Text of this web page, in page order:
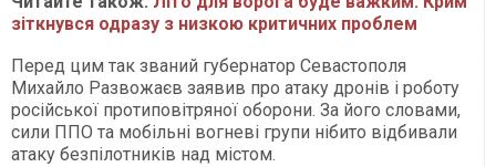
зіткнувся одразу з низкою критичних проблем
Перед цим так званий губернатор Севастополя
Михайло Развожаєв заявив про атаку дронів і роботу
російської протиповітряної оборони. За його словами,
сили ППО та мобільні вогневі групи нібито відбивали
атаку безпілотників над містом.